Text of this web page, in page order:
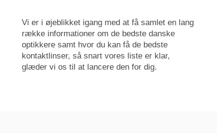
Vi er i øjeblikket igang med at få samlet en lang
række informationer om de bedste danske
optikkere samt hvor du kan få de bedste
kontaktlinser, så snart vores liste er klar,
glæder vi os til at lancere den for dig.